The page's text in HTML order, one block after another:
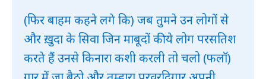
(फिर बाहम कहने लगे कि) जब तुमने उन लोगों से
और ख़ुदा के सिवा जिन माबूदों की ये लोग परसतिश
करते हैं उनसे किनारा कशी करली तो चलो (फलॉ)